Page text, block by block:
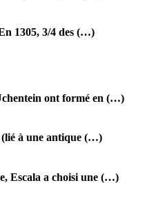
1305, 3/4 des (…)
ont formé en (…)
(lié à une antique (…)
Escala a choisi une (…)